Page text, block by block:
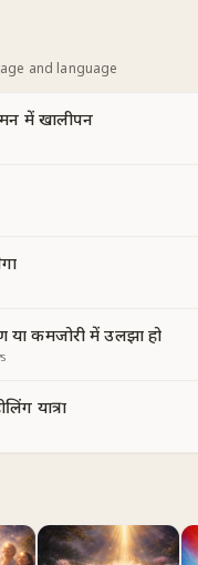
and language
में खालीपन
कमजोरी में उलझा हो
यात्रा